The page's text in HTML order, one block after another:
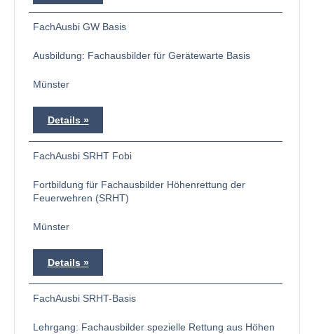
FachAusbi GW Basis
Ausbildung: Fachausbilder für Gerätewarte Basis
Münster
Details
FachAusbi SRHT Fobi
Fortbildung für Fachausbilder Höhenrettung der
Feuerwehren (SRHT)
Münster
Details
FachAusbi SRHT-Basis
Lehrgang: Fachausbilder spezielle Rettung aus Höhen